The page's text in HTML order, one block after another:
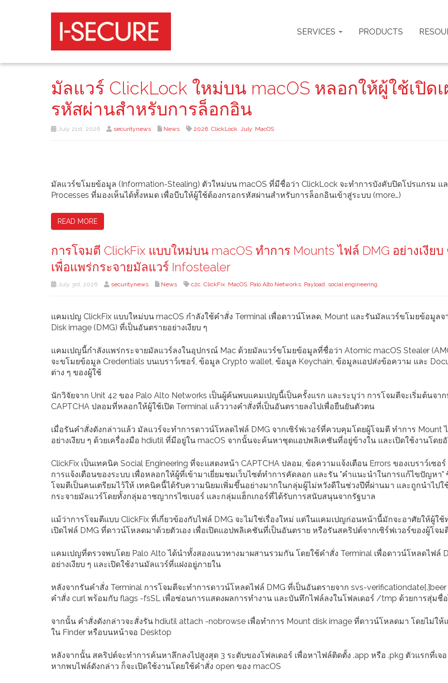
SERVICES PRODUCTS
มัลแวร์ ClickLock ใหม่บน macOS หลอกให้ผู้ใช้เปิดเ
รหัสผ่านสำหรับการล็อกอิน
July 21st, 2026 securitynews News 2026, ClickLock, July, MacOS
มัลแวร์ขโมยข้อมูล (Information-Stealing) ตัวใหม่บน macOS ที่มีชื่อว่า ClickLock จะทำการบังคับปิดโปรแกรม แ
Processes ที่มองเห็นได้ทั้งหมด เพื่อบีบให้ผู้ใช้ต้องกรอกรหัสผ่านสำหรับการล็อกอินเข้าสู่ระบบ (more…)
READ MORE
การโจมตี ClickFix แบบใหม่บน macOS ทำการ Mounts ไฟล์ DMG อย่างเงียบ
เพื่อแพร่กระจายมัลแวร์ Infostealer
July 3rd, 2026 securitynews News c2c, ClickFix, MacOS, Palo Alto Networks, Payload, social engineering
แคมเปญ ClickFix แบบใหม่บน macOS กำลังใช้คำสั่ง Terminal เพื่อดาวน์โหลด, Mount และรันมัลแวร์ขโมยข้อมูลจ
Disk image (DMG) ที่เป็นอันตรายอย่างเงียบ ๆ
แคมเปญนี้กำลังแพร่กระจายมัลแวร์ลงในอุปกรณ์ Mac ด้วยมัลแวร์ขโมยข้อมูลที่ชื่อว่า Atomic macOS Stealer
จะขโมยข้อมูล Credentials บนเบราว์เซอร์, ข้อมูล Crypto wallet, ข้อมูล Keychain, ข้อมูลแอปส่งข้อความ และ
ต่าง ๆ ของผู้ใช้
นักวิจัยจาก Unit 42 ของ Palo Alto Networks เป็นผู้ค้นพบแคมเปญนี้เป็นครั้งแรก และระบุว่า การโจมตีจะเริ่มต้นจา
CAPTCHA ปลอมที่หลอกให้ผู้ใช้เปิด Terminal แล้ววางคำสั่งที่เป็นอันตรายลงไปเพื่อยืนยันตัวตน
เมื่อรันคำสั่งดังกล่าวแล้ว มัลแวร์จะทำการดาวน์โหลดไฟล์ DMG จากเซิร์ฟเวอร์ที่ควบคุมโดยผู้โจมตี ทำการ Mount
อย่างเงียบ ๆ ด้วยเครื่องมือ hdiutil ที่มีอยู่ใน macOS จากนั้นจะค้นหาชุดแอปพลิเคชันที่อยู่ข้างใน และเปิดใช้งานโดย
ClickFix เป็นเทคนิค Social Engineering ที่จะแสดงหน้า CAPTCHA ปลอม, ข้อความแจ้งเตือน Errors ของเบราว์เซอ
การแจ้งเตือนของระบบ เพื่อหลอกให้ผู้ที่เข้ามาเยี่ยมชมเว็บไซต์ทำการคัดลอก และรัน "คำแนะนำในการแก้ไขปัญหา"
โจมตีเป็นคนเตรียมไว้ให้ เทคนิคนี้ได้รับความนิยมเพิ่มขึ้นอย่างมากในกลุ่มผู้ไม่หวังดีในช่วงปีที่ผ่านมา และถูกนำไปใ
กระจายมัลแวร์โดยทั้งกลุ่มอาชญากรไซเบอร์ และกลุ่มแฮ็กเกอร์ที่ได้รับการสนับสนุนจากรัฐบาล
แม้ว่าการโจมตีแบบ ClickFix ที่เกี่ยวข้องกับไฟล์ DMG จะไม่ใช่เรื่องใหม่ แต่ในแคมเปญก่อนหน้านี้มักจะอาศัยให้ผู้ใช้
เปิดไฟล์ DMG ที่ดาวน์โหลดมาด้วยตัวเอง เพื่อเปิดแอปพลิเคชันที่เป็นอันตราย หรือรันสคริปต์จากเซิร์ฟเวอร์ของผู้โจม
แคมเปญที่ตรวจพบโดย Palo Alto ได้นำทั้งสองแนวทางมาผสานรวมกัน โดยใช้คำสั่ง Terminal เพื่อดาวน์โหลดไฟล์
อย่างเงียบ ๆ และเปิดใช้งานมัลแวร์ที่แฝงอยู่ภายใน
หลังจากรันคำสั่ง Terminal การโจมตีจะทำการดาวน์โหลดไฟล์ DMG ที่เป็นอันตรายจาก svs-verificationdate[.]beer
คำสั่ง curl พร้อมกับ flags -fsSL เพื่อซ่อนการแสดงผลการทำงาน และบันทึกไฟล์ลงในโฟลเดอร์ /tmp ด้วยการสุ่มชื่
จากนั้น คำสั่งดังกล่าวจะสั่งรัน hdiutil attach -nobrowse เพื่อทำการ Mount disk image ที่ดาวน์โหลดมา โดยไม่ให้
ใน Finder หรือบนหน้าจอ Desktop
หลังจากนั้น สคริปต์จะทำการค้นหาลึกลงไปสูงสุด 3 ระดับของโฟลเดอร์ เพื่อหาไฟล์ติดตั้ง .app หรือ .pkg ตัวแรกที่เจอ
หากพบไฟล์ดังกล่าว ก็จะเปิดใช้งานโดยใช้คำสั่ง open ของ macOS